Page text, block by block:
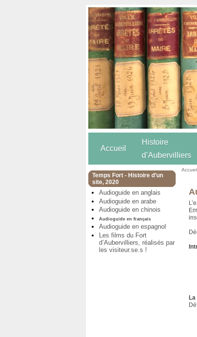
Accueil
Histoire
d’Aubervilliers
Temps Fort - Histoire d’un
site, 2020
Audioguide en anglais
Audioguide en arabe
Audioguide en chinois
Audioguide en français
Audioguide en espagnol
Les films du Fort
d’Aubervilliers, réalisés par
les visiteur.se.s !
Accueil